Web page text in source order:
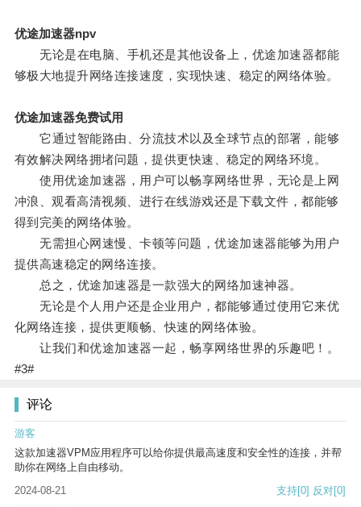
优途加速器npv
无论是在电脑、手机还是其他设备上，优途加速器都能
够极大地提升网络连接速度，实现快速、稳定的网络体验。
优途加速器免费试用
它通过智能路由、分流技术以及全球节点的部署，能够
有效解决网络拥堵问题，提供更快速、稳定的网络环境。
使用优途加速器，用户可以畅享网络世界，无论是上网
冲浪、观看高清视频、进行在线游戏还是下载文件，都能够
得到完美的网络体验。
无需担心网速慢、卡顿等问题，优途加速器能够为用户
提供高速稳定的网络连接。
总之，优途加速器是一款强大的网络加速神器。
无论是个人用户还是企业用户，都能够通过使用它来优
化网络连接，提供更顺畅、快速的网络体验。
让我们和优途加速器一起，畅享网络世界的乐趣吧！。
#3#
评论
游客
这款加速器VPM应用程序可以给你提供最高速度和安全性的连接，并帮
助你在网络上自由移动。
2024-08-21
支持[0] 反对[0]